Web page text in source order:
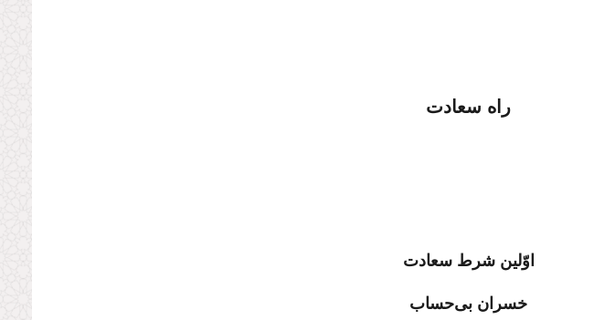
راه سعادت
اوّلین شرط سعادت
خسران بى‌حساب